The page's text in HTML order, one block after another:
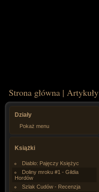
Strona główna | Artykuły
Działy
Pokaż menu
Książki
Diablo: Pajęczy Księżyc
Doliny mroku #1 - Gildia
Hordów
Szlak Cudów - Recenzja